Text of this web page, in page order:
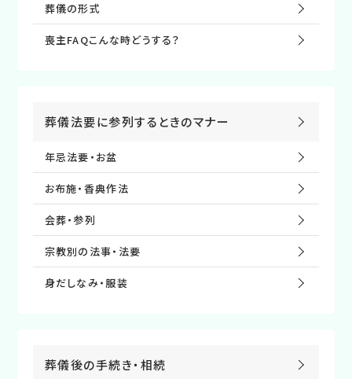
葬儀の形式
喪主FAQこんな時どうする？
葬儀法要に参列するときのマナー
年忌法要・お盆
お布施・⾹典作法
会葬・参列
宗教別の法事・法要
⾝だしなみ・服装
葬儀後の⼿続き・相続